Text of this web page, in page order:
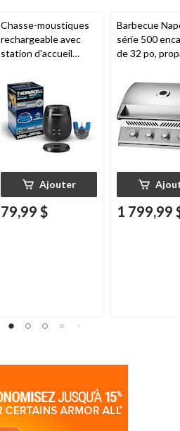
Chasse-moustiques
rechargeable avec
station d'accueil
charbon
Ajouter
79,99 $
Barbecue
série 500
de 32 po,
1 799,99